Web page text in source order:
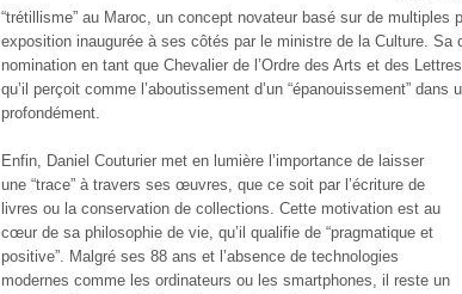
“trétillisme” au Maroc, un concept novateur basé sur de multiples
exposition inaugurée à ses côtés par le ministre de la Culture. Sa
nomination en tant que Chevalier de l’Ordre des Arts et des Lettres
qu’il perçoit comme l’aboutissement d’un “épanouissement” dans
profondément.
Enfin, Daniel Couturier met en lumière l’importance de laisser
une “trace” à travers ses œuvres, que ce soit par l’écriture de
livres ou la conservation de collections. Cette motivation est au
cœur de sa philosophie de vie, qu’il qualifie de “pragmatique et
positive”. Malgré ses 88 ans et l’absence de technologies
modernes comme les ordinateurs ou les smartphones, il reste un